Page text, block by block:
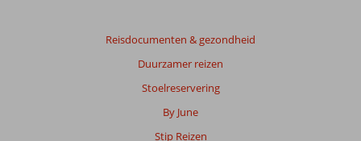
Reisdocumenten & gezondheid
Duurzamer reizen
Stoelreservering
By June
Stip Reizen